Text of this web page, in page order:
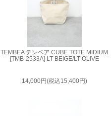
TEMBEA テンベア CUBE TOTE MIDIUM
[TMB-2533A] LT-BEIGE/LT-OLIVE
14,000円(税込15,400円)